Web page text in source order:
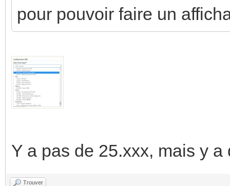
pour pouvoir faire un
Y a pas de 25.xxx, mais y
Trouver